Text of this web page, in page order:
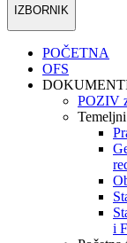
IZBORNIK
POČETNA
OFS
POZIV
i